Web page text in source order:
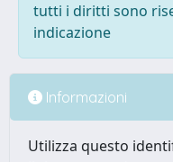
tutti i diritti sono
indicazione
Informazioni
Utilizza questo